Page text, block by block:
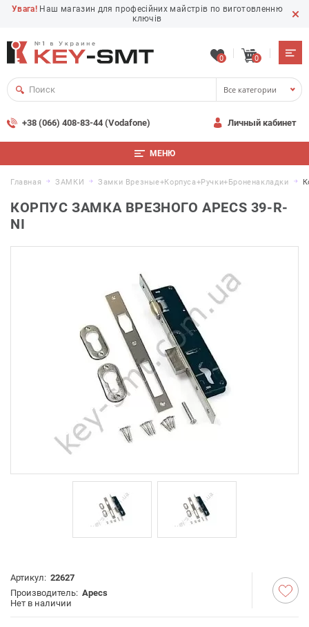
Увага! Наш магазин для професійних майстрів по виготовленню
ключів
0 0
Все категории
+38 (066) 408-83-44 (Vodafone) Личный кабинет
МЕНЮ
Главная ЗАМКИ Замки Врезные+корпуса+ручки+броненакладки
КОРПУС ЗАМКА ВРЕЗНОГО APECS 39-R-
NI
Артикул: 22627
Производитель: Apecs
Нет в наличии